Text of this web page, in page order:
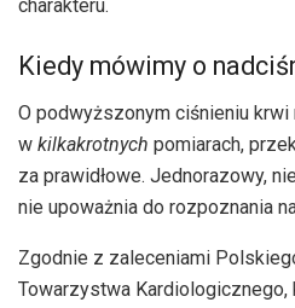
charakteru.
Kiedy mówimy o
O podwyższonym ciśnieniu
w kilkakrotnych pomiarach,
za prawidłowe. Jednorazowy,
nie upoważnia do rozpoznania
Zgodnie z zaleceniami
Towarzystwa